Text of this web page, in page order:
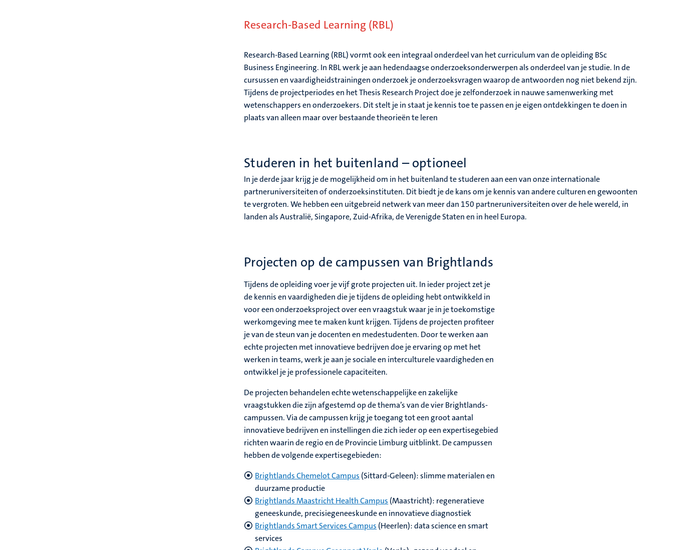
Research-Based Learning (RBL)
Research-Based Learning (RBL) vormt ook een integraal onderdeel van het curriculum van de opleiding BSc
Business Engineering. In RBL werk je aan hedendaagse onderzoeksonderwerpen als onderdeel van je studie. In de
cursussen en vaardigheidstrainingen onderzoek je onderzoeksvragen waarop de antwoorden nog niet bekend zijn.
Tijdens de projectperiodes en het Thesis Research Project doe je zelfonderzoek in nauwe samenwerking met
wetenschappers en onderzoekers. Dit stelt je in staat je kennis toe te passen en je eigen ontdekkingen te doen in
plaats van alleen maar over bestaande theorieën te leren
Studeren in het buitenland – optioneel
In je derde jaar krijg je de mogelijkheid om in het buitenland te studeren aan een van onze internationale
partneruniversiteiten of onderzoeksinstituten. Dit biedt je de kans om je kennis van andere culturen en gewoonten
te vergroten. We hebben een uitgebreid netwerk van meer dan 150 partneruniversiteiten over de hele wereld, in
landen als Australië, Singapore, Zuid-Afrika, de Verenigde Staten en in heel Europa.
Projecten op de campussen van Brightlands
Tijdens de opleiding voer je vijf grote projecten uit. In ieder project zet je
de kennis en vaardigheden die je tijdens de opleiding hebt ontwikkeld in
voor een onderzoeksproject over een vraagstuk waar je in je toekomstige
werkomgeving mee te maken kunt krijgen. Tijdens de projecten profiteer
je van de steun van je docenten en medestudenten. Door te werken aan
echte projecten met innovatieve bedrijven doe je ervaring op met het
werken in teams, werk je aan je sociale en interculturele vaardigheden en
ontwikkel je je professionele capaciteiten.
De projecten behandelen echte wetenschappelijke en zakelijke
vraagstukken die zijn afgestemd op de thema’s van de vier Brightlands-
campussen. Via de campussen krijg je toegang tot een groot aantal
innovatieve bedrijven en instellingen die zich ieder op een expertisegebied
richten waarin de regio en de Provincie Limburg uitblinkt. De campussen
hebben de volgende expertisegebieden:
Brightlands Chemelot Campus (Sittard-Geleen): slimme materialen en
duurzame productie
Brightlands Maastricht Health Campus (Maastricht): regeneratieve
geneeskunde, precisiegeneeskunde en innovatieve diagnostiek
Brightlands Smart Services Campus (Heerlen): data science en smart
services